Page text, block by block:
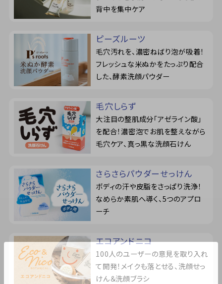
背中を集中ケア
ピーズルーツ
毛穴汚れを、濃密ねばり泡が吸着！
フレッシュな米ぬかをたっぷり配合
した、酵素洗顔パウダー
毛穴しらず
大注目の整肌成分「アゼライン酸」
を配合！濃密泡でお肌を整えながら
毛穴ケア、真っ黒な洗顔石けん
さらさらパウダーせっけん
ボディの汗や皮脂をさっぱり洗浄！
なめらか素肌へ導く、5つのアプロ
ーチ
エコアンドニコ
100人のユーザーの意見を取り入れ
て開発！メイクも落とせる、洗顔せっ
けん＆洗顔ブラシ